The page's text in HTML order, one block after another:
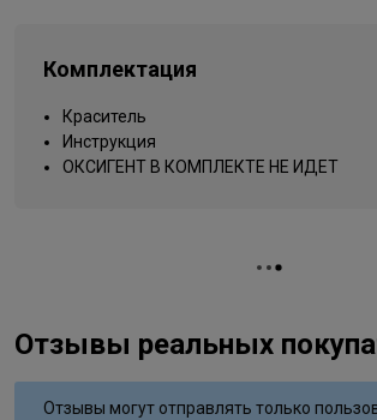
Isomethyl Ionone;Butylphenyl
Aminophenol;N,N-Bis (2-Hydroxyethyl)-p-
Sulfate;Sodium Hydrosulfate;Tetrasodium EDTA
Комплектация
Краситель
Инструкция
ОКСИГЕНТ В КОМПЛЕКТЕ НЕ ИДЕТ
Отзывы реальных
Отзывы могут отправлять только